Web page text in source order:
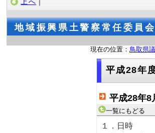
上へ ｜
地域振興県土警察常任委員
現在の位置： 鳥取県
平成28年
平成28年8
一覧にもどる
１．日時